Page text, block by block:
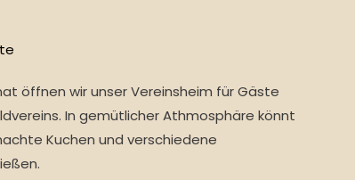
öffnen wir unser Vereinsheim für Gäste
In gemütlicher Athmosphäre könnt
Kuchen und verschiedene